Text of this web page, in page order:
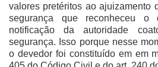
valores pretéritos ao ajuizamento
segurança que reconheceu
notificação da autoridade
segurança. Isso porque nesse
o devedor foi constituído em em